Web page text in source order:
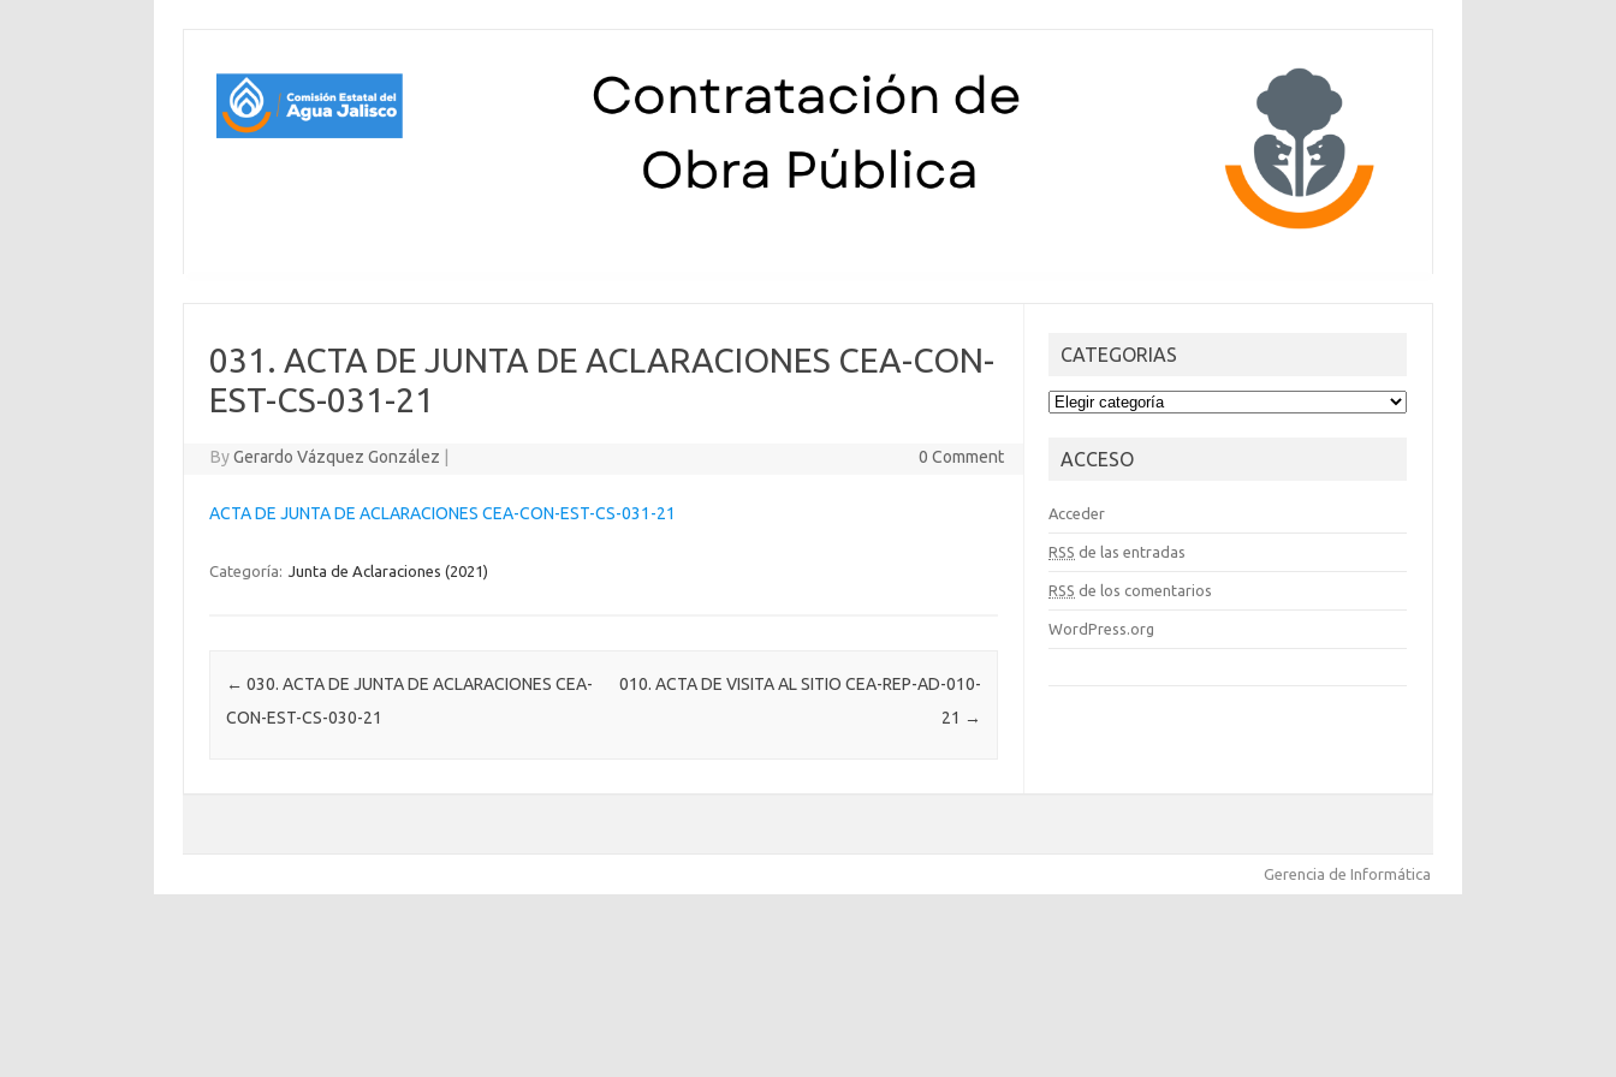
031. ACTA DE JUNTA DE ACLARACIONES CEA-CON-
EST-CS-031-21
ByGerardo Vázquez González 0 Comment
ACTA DE JUNTA DE ACLARACIONES CEA-CON-EST-CS-031-21
Categoría: Junta de Aclaraciones (2021)
Post navigation
← 030. ACTA DE JUNTA DE ACLARACIONES CEA-
CON-EST-CS-030-21
010. ACTA DE VISITA AL SITIO CEA-REP-AD-010-
21 →
CATEGORIAS
CATEGORIAS
ACCESO
Acceder
RSS de las entradas
RSS de los comentarios
WordPress.org
Gerencia de Informática